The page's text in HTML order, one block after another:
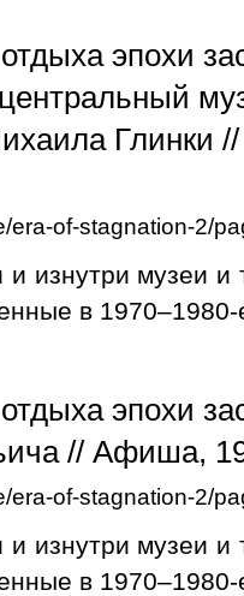
эпохи
Глинки
era-of-stagnation-2/
и изнутри музеи и
в
эпохи
// Афиша,
era-of-stagnation-2/
и изнутри музеи и
в